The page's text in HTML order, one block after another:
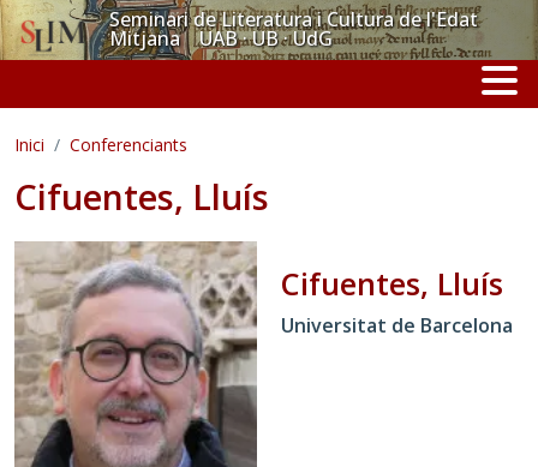
Vés al contingutSeminari de Literatura i Cultura de l'Edat
Mitjana UAB · UB · UdG
Inici Conferenciants
Cifuentes, Lluís
Cifuentes, Lluís
Universitat de Barcelona